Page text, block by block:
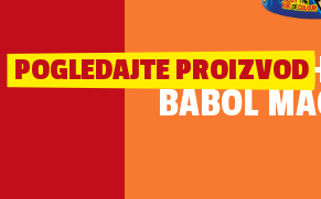
CHUPA
BABOL
POGLEDAJTE PROIZVOD